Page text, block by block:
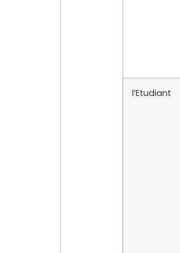
l’Etudiant